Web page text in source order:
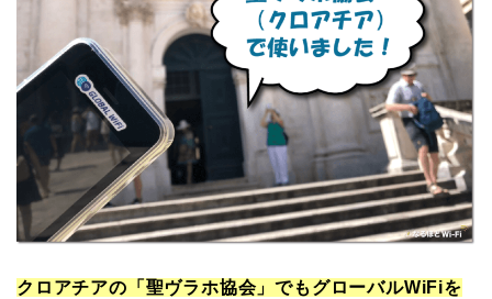
クロアチアの「聖ヴラホ協会」でもグローバルWiFiを